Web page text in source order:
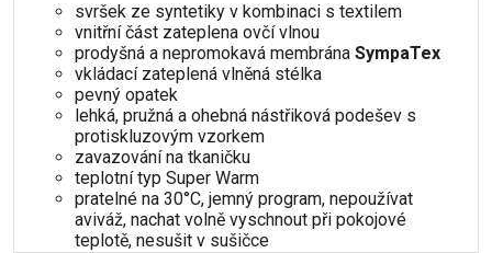
svršek ze syntetiky v kombinaci s textilem
vnitřní část zateplena ovčí vlnou
prodyšná a nepromokavá membrána SympaTex
vkládací zateplená vlněná stélka
pevný opatek
lehká, pružná a ohebná nástřiková podešev s
protiskluzovým vzorkem
zavazování na tkaničku
teplotní typ Super Warm
pratelné na 30°C, jemný program, nepoužívat
aviváž, nachat volně vyschnout při pokojové
teplotě, nesušit v sušičce